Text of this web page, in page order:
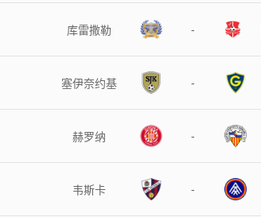
库雷撒勒 -
塞伊奈约基 -
赫罗纳 -
韦斯卡 -